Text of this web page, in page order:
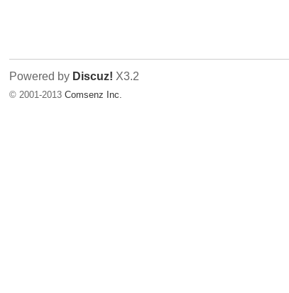
Powered by Discuz! X3.2
© 2001-2013Comsenz Inc.